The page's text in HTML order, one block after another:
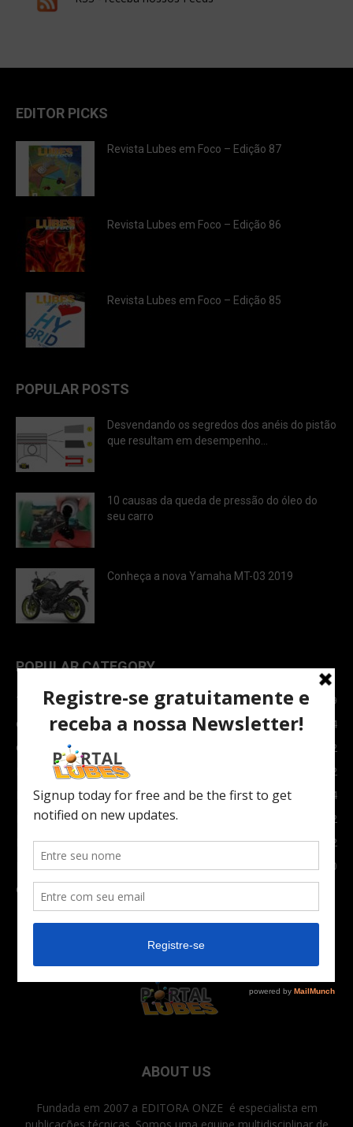
EDITOR PICKS
Revista Lubes em Foco – Edição 87
Revista Lubes em Foco – Edição 86
Revista Lubes em Foco – Edição 85
POPULAR POSTS
Desvendando os segredos dos anéis do pistão
que resultam em desempenho...
10 causas da queda de pressão do óleo do
seu carro
Conheça a nova Yamaha MT-03 2019
POPULAR CATEGORY
TOPNEWS
7089
Carro e Moto
3764
Carro
2082
Notícias
1852
Indústria
1024
Moto
972
Economia
672
Newsletter
630
Carros Verdes e Novas tecnologias automotivas
ABOUT US
Fundada em 2007 a EDITORA ONZE é especialista em